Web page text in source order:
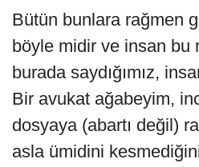
Bütün bunlara rağmen
böyle midir ve insan bu
burada saydığımız,
Bir avukat ağabeyim,
dosyaya (abartı değil)
asla ümidini